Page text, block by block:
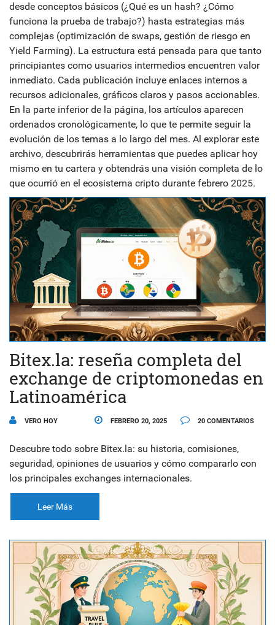
desde conceptos básicos (¿Qué es un hash? ¿Cómo
funciona la prueba de trabajo?) hasta estrategias más
complejas (optimización de swaps, gestión de riesgo en
Yield Farming). La estructura está pensada para que tanto
principiantes como usuarios intermedios encuentren valor
inmediato. Cada publicación incluye enlaces internos a
recursos adicionales, gráficos claros y pasos accionables.
En la parte inferior de la página, los artículos aparecen
ordenados cronológicamente, lo que te permite seguir la
evolución de los temas a lo largo del mes. Al explorar este
archivo, descubrirás herramientas que puedes aplicar hoy
mismo en tu cartera y obtendrás una visión completa de lo
que ocurrió en el ecosistema cripto durante febrero 2025.
Bitex.la: reseña completa del
exchange de criptomonedas en
Latinoamérica
VERO HOY FEBRERO 20, 2025 20 COMENTARIOS
Descubre todo sobre Bitex.la: su historia, comisiones,
seguridad, opiniones de usuarios y cómo compararlo con
los principales exchanges internacionales.
Leer Más